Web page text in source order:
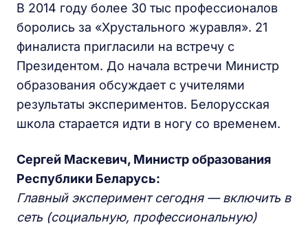
В 2014 году более 30 тыс профессионалов
боролись за «Хрустального журавля». 21
финалиста пригласили на встречу с
Президентом. До начала встречи Министр
образования обсуждает с учителями
результаты экспериментов. Белорусская
школа старается идти в ногу со временем.
Сергей Маскевич, Министр образования
Республики Беларусь:
Главный эксперимент сегодня — включить в
сеть (социальную, профессиональную)